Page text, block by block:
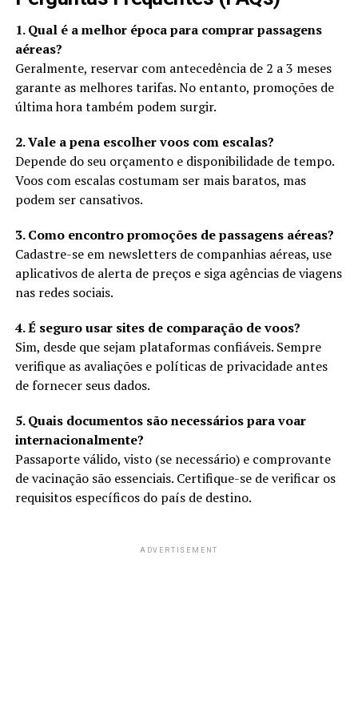
1. Qual é a melhor época para comprar passagens
aéreas?
Geralmente, reservar com antecedência de 2 a 3 meses
garante as melhores tarifas. No entanto, promoções de
última hora também podem surgir.
2. Vale a pena escolher voos com escalas?
Depende do seu orçamento e disponibilidade de tempo.
Voos com escalas costumam ser mais baratos, mas
podem ser cansativos.
3. Como encontro promoções de passagens aéreas?
Cadastre-se em newsletters de companhias aéreas, use
aplicativos de alerta de preços e siga agências de viagens
nas redes sociais.
4. É seguro usar sites de comparação de voos?
Sim, desde que sejam plataformas confiáveis. Sempre
verifique as avaliações e políticas de privacidade antes
de fornecer seus dados.
5. Quais documentos são necessários para voar
internacionalmente?
Passaporte válido, visto (se necessário) e comprovante
de vacinação são essenciais. Certifique-se de verificar os
requisitos específicos do país de destino.
ADVERTISEMENT